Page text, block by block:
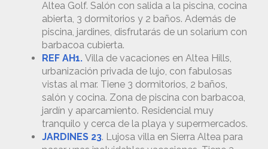
Altea Golf. Salón con salida a la piscina, cocina
abierta, 3 dormitorios y 2 baños. Además de
piscina, jardines, disfrutarás de un solarium con
barbacoa cubierta.
REF AH1. Villa de vacaciones en Altea Hills,
urbanización privada de lujo, con fabulosas
vistas al mar. Tiene 3 dormitorios, 2 baños,
salón y cocina. Zona de piscina con barbacoa,
jardín y aparcamiento. Residencial muy
tranquilo y cerca de la playa y supermercados.
JARDINES 23. Lujosa villa en Sierra Altea para